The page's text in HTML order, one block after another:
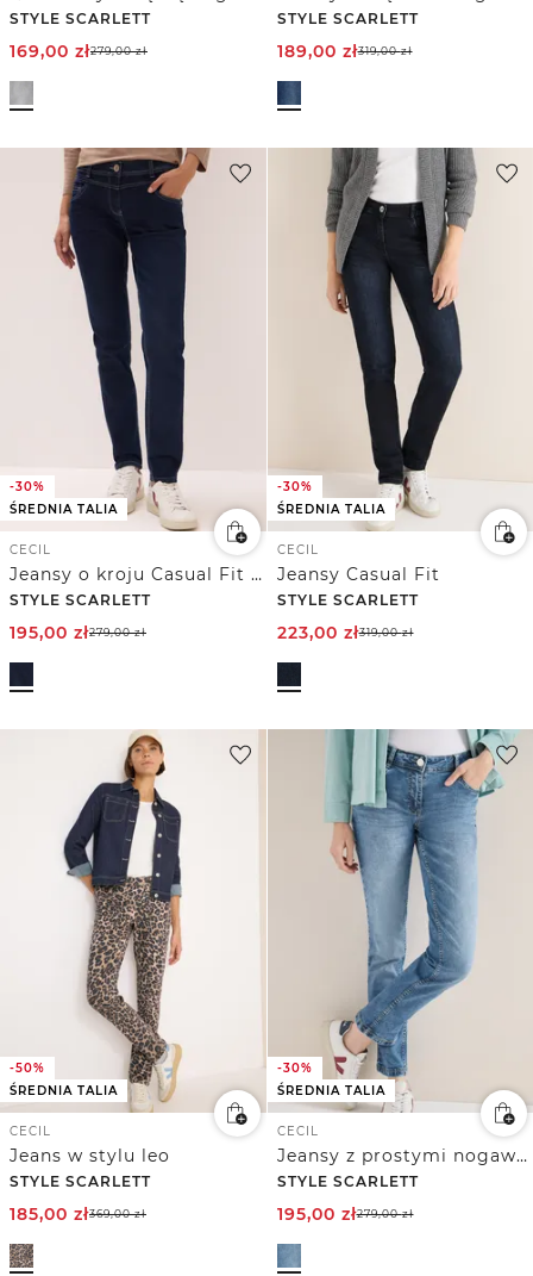
STYLE SCARLETT
169,00 zł279,00zł
STYLE SCARLETT
189,00 zł319,00zł
-30%
ŚREDNIA TALIA
CECIL
Jeansy o kroju Casual Fit z wykończeniem Rinsed
STYLE SCARLETT
195,00 zł279,00zł
-30%
ŚREDNIA TALIA
CECIL
Jeansy Casual Fit
STYLE SCARLETT
223,00 zł319,00zł
-50%
ŚREDNIA TALIA
CECIL
Jeans w stylu leo
STYLE SCARLETT
185,00 zł369,00zł
-30%
ŚREDNIA TALIA
CECIL
Jeansy z prostymi nogawkami
STYLE SCARLETT
195,00 zł279,00zł